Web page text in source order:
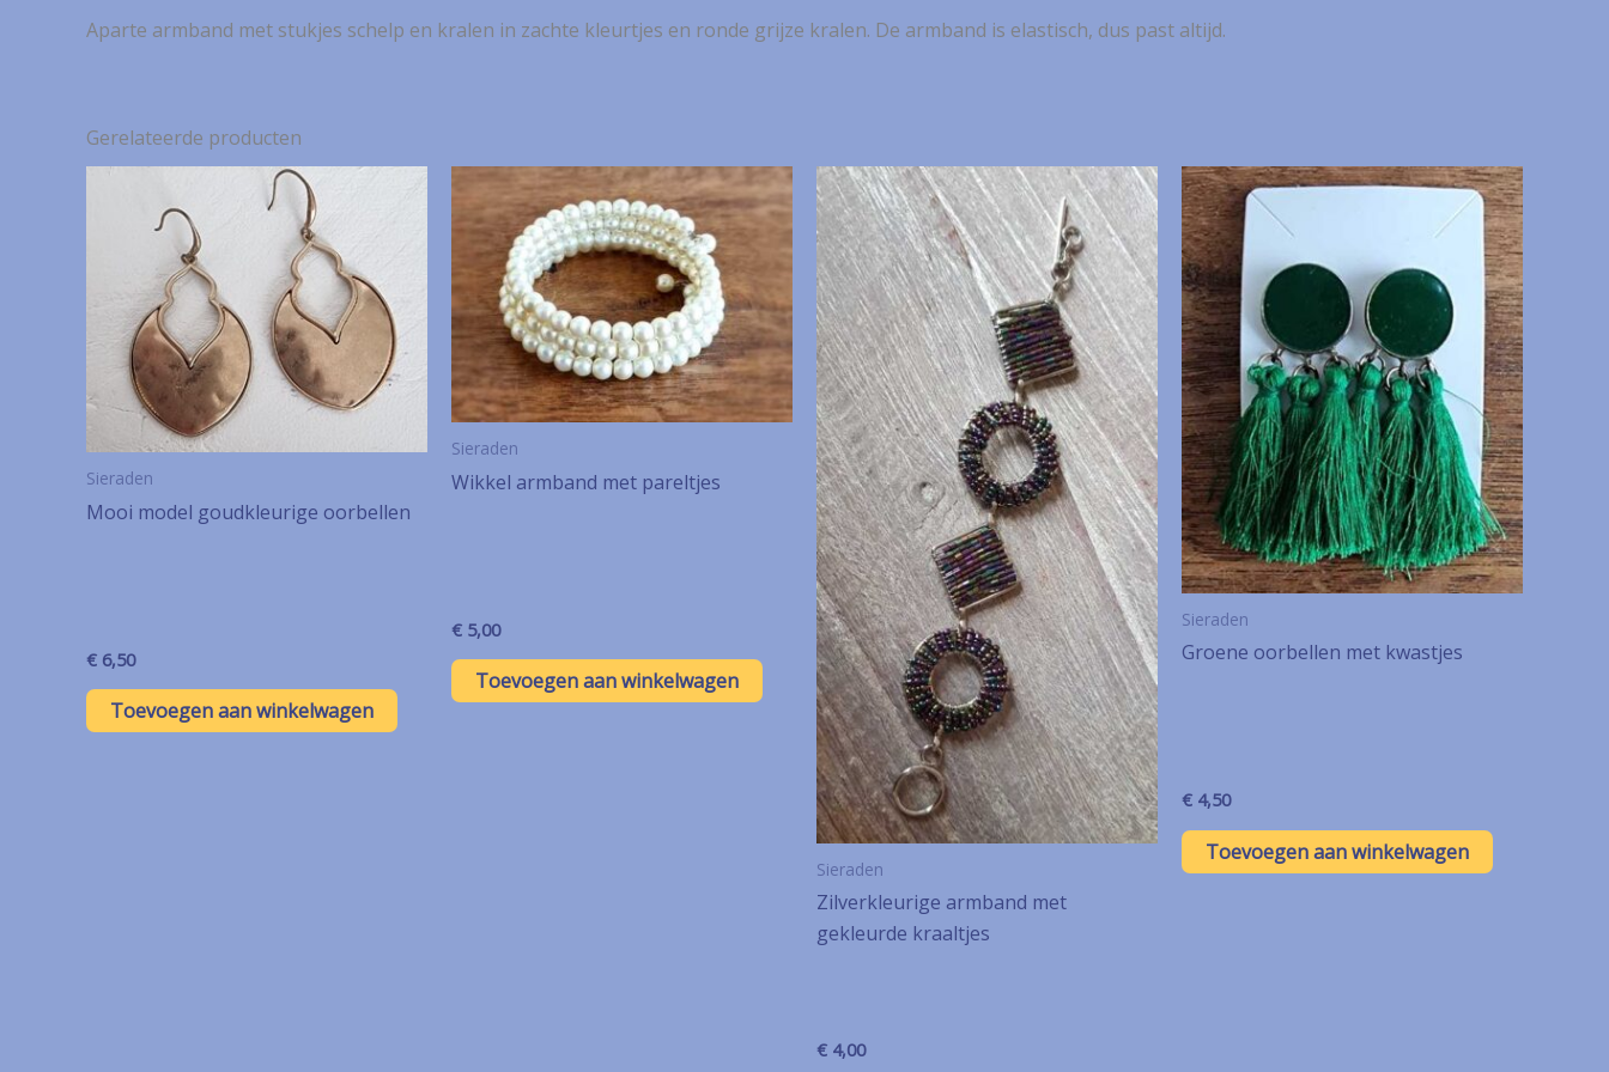
Aparte armband met stukjes schelp en kralen in zachte kleurtjes en ronde grijze kralen. De armband is elastisch, dus past altijd.
Gerelateerde producten
Sieraden
Mooi model goudkleurige oorbellen
€ 6,50
Toevoegen aan winkelwagen
Sieraden
Wikkel armband met pareltjes
€ 5,00
Toevoegen aan winkelwagen
Sieraden
Zilverkleurige armband met
gekleurde kraaltjes
€ 4,00
Sieraden
Groene oorbellen met kwastjes
€ 4,50
Toevoegen aan winkelwagen